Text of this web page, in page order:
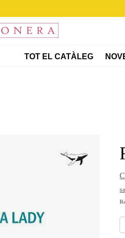
TOT EL CATÀLEG